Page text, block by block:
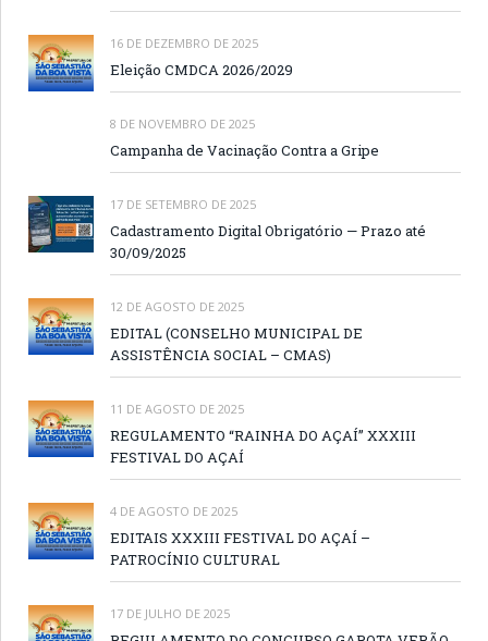
16 DE DEZEMBRO DE 2025
Eleição CMDCA 2026/2029
8 DE NOVEMBRO DE 2025
Campanha de Vacinação Contra a Gripe
17 DE SETEMBRO DE 2025
Cadastramento Digital Obrigatório — Prazo até
30/09/2025
12 DE AGOSTO DE 2025
EDITAL (CONSELHO MUNICIPAL DE
ASSISTÊNCIA SOCIAL – CMAS)
11 DE AGOSTO DE 2025
REGULAMENTO “RAINHA DO AÇAÍ” XXXIII
FESTIVAL DO AÇAÍ
4 DE AGOSTO DE 2025
EDITAIS XXXIII FESTIVAL DO AÇAÍ –
PATROCÍNIO CULTURAL
17 DE JULHO DE 2025